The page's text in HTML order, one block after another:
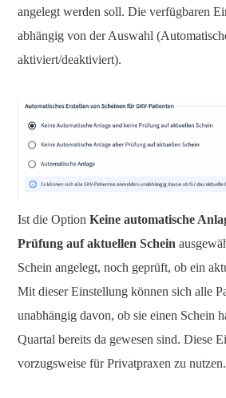
angelegt werden soll. Die verfügbaren
abhängig von der Auswahl
aktiviert/deaktiviert).
Ist die Option Keine automatische
Prüfung auf aktuellen Schein
Schein angelegt, noch geprüft, ob ein
Mit dieser Einstellung können sich alle
unabhängig davon, ob sie einen Schein
Quartal bereits da gewesen sind. Diese
vorzugsweise für Privatpraxen zu nutzen.